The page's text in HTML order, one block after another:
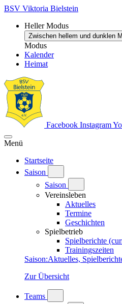
BSV Viktoria Bielstein
Heller Modus
Zwischen hellem und dunklen
Modus
Kalender
Heimat
Facebook Instagram
Menü
Startseite
Saison
Saison
Vereinsleben
Aktuelles
Termine
Geschichten
Spielbetrieb
Spielberichte
Trainingszeiten
Saison:Aktuelles,
Zur Übersicht
Teams